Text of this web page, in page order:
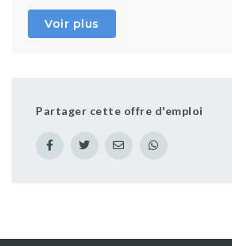
Voir plus
Partager cette offre d'emploi